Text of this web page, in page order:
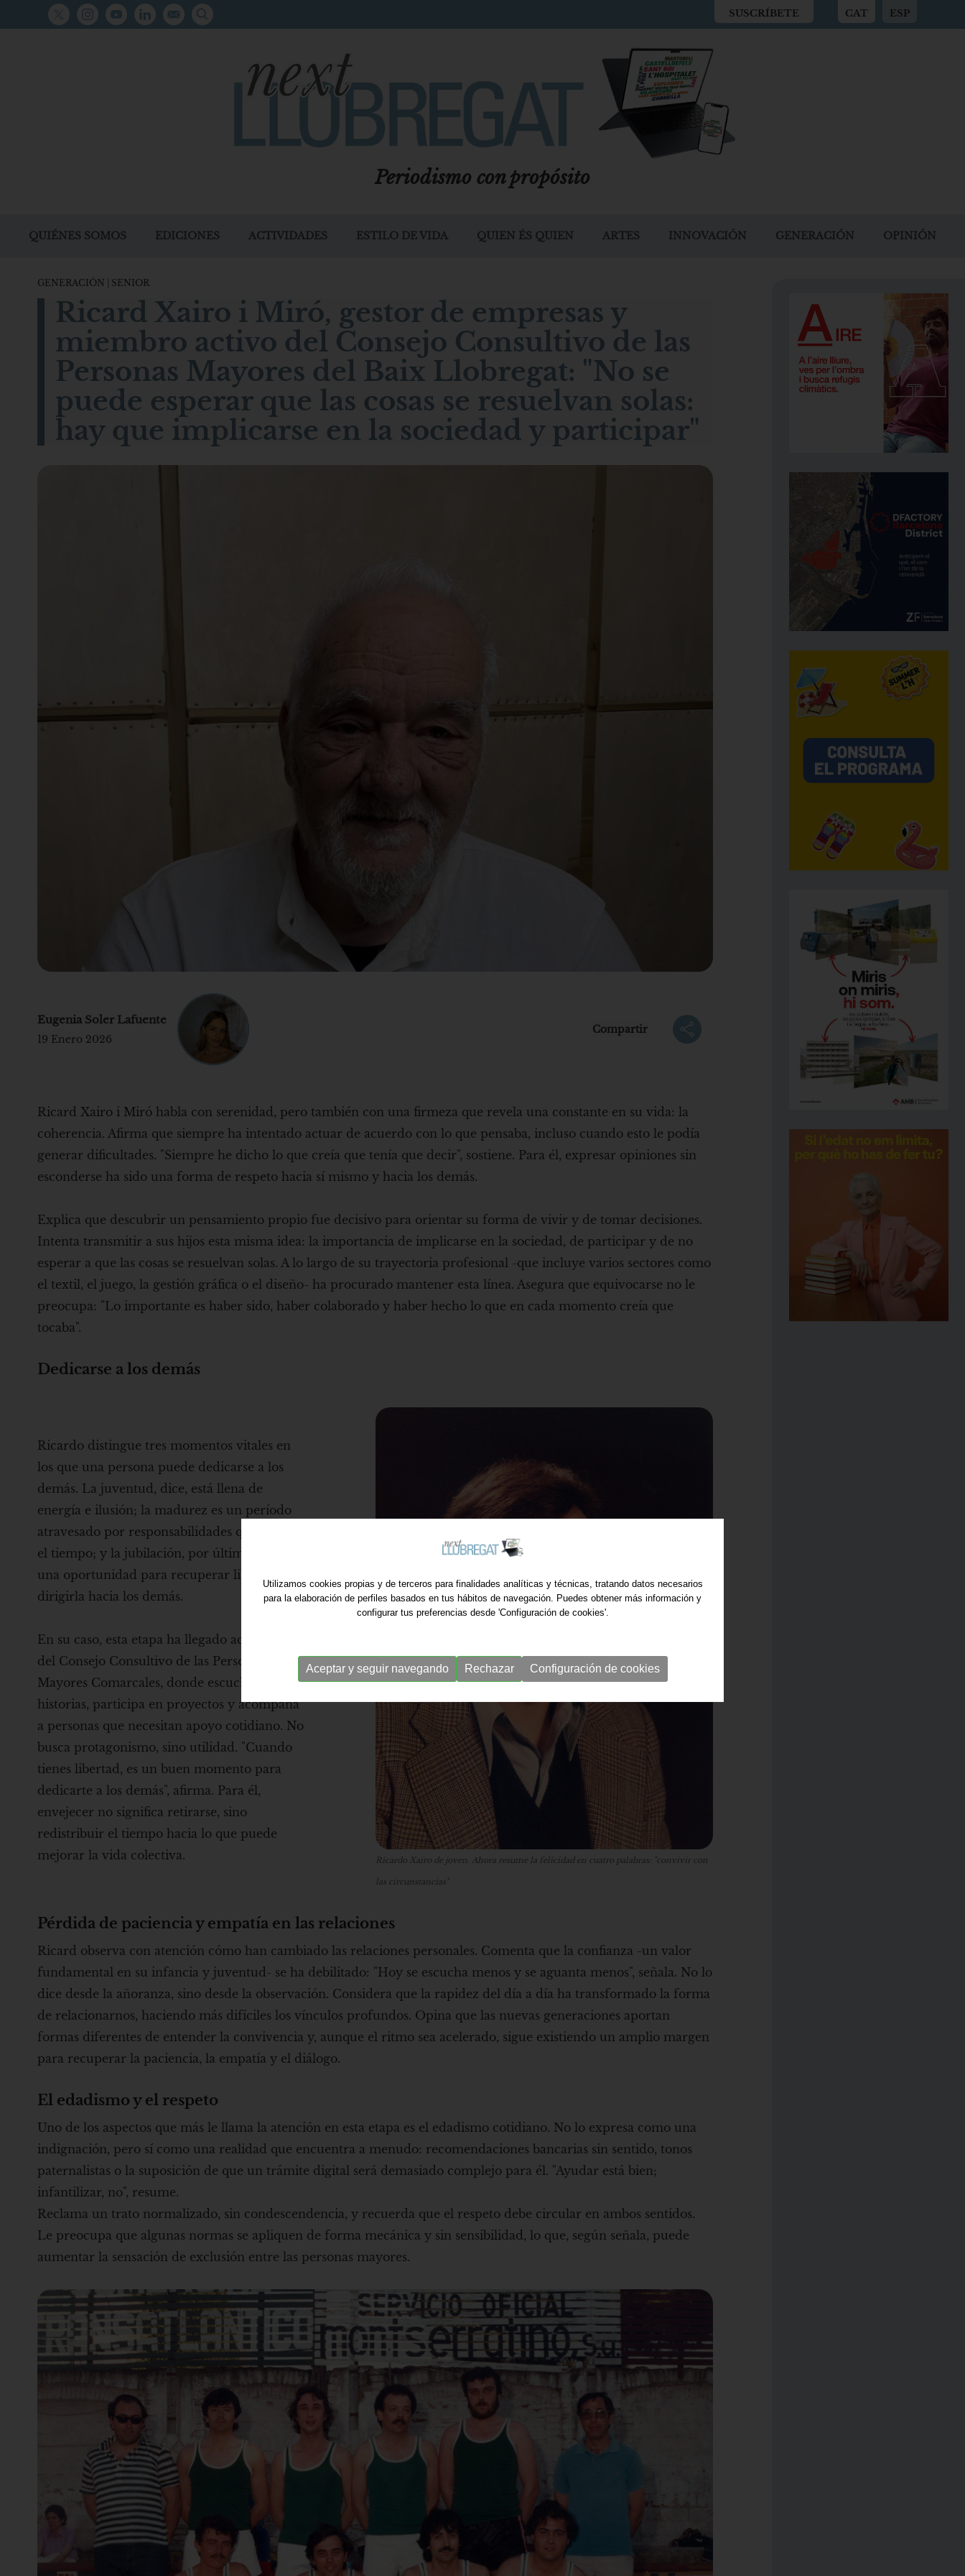
SUSCRÍBETE CAT ESP
Periodismo con propósito
QUIÉNES SOMOS EDICIONES ACTIVIDADES ESTILO DE VIDA QUIEN ÉS QUIEN ARTES INNOVACIÓN GENERACIÓN OPINIÓN
GENERACIÓN SENIOR
Ricard Xairo i Miró, gestor de empresas y
miembro activo del Consejo Consultivo de las
Personas Mayores del Baix Llobregat: "No se
puede esperar que las cosas se resuelvan solas:
hay que implicarse en la sociedad y participar"
Eugenia Soler Lafuente
19 Enero 2026
Compartir
Ricard Xairo i Miró habla con serenidad, pero también con una firmeza que revela una constante en su vida: la
coherencia. Afirma que siempre ha intentado actuar de acuerdo con lo que pensaba, incluso cuando esto le podía
generar dificultades. "Siempre he dicho lo que creía que tenía que decir", sostiene. Para él, expresar opiniones sin
esconderse ha sido una forma de respeto hacia sí mismo y hacia los demás.
Explica que descubrir un pensamiento propio fue decisivo para orientar su forma de vivir y de tomar decisiones.
Intenta transmitir a sus hijos esta misma idea: la importancia de implicarse en la sociedad, de participar y de no
esperar a que las cosas se resuelvan solas. A lo largo de su trayectoria profesional -que incluye varios sectores como
el textil, el juego, la gestión gráfica o el diseño- ha procurado mantener esta línea. Asegura que equivocarse no le
preocupa: "Lo importante es haber sido, haber colaborado y haber hecho lo que en cada momento creía que
tocaba".
Dedicarse a los demás
Ricardo distingue tres momentos vitales en
los que una persona puede dedicarse a los
demás. La juventud, dice, está llena de
energía e ilusión; la madurez es un período
atravesado por responsabilidades que limitan
el tiempo; y la jubilación, por último, ofrece
una oportunidad para recuperar libertad y
dirigirla hacia los demás.
En su caso, esta etapa ha llegado acompañada
del Consejo Consultivo de las Personas
Mayores Comarcales, donde escucha
historias, participa en proyectos y acompaña
a personas que necesitan apoyo cotidiano. No
busca protagonismo, sino utilidad. "Cuando
tienes libertad, es un buen momento para
dedicarte a los demás", afirma. Para él,
envejecer no significa retirarse, sino
redistribuir el tiempo hacia lo que puede
mejorar la vida colectiva.
Ricardo Xairo de joven. Ahora resume la felicidad en cuatro palabras: "convivir con
las circunstancias"
Pérdida de paciencia y empatía en las relaciones
Ricard observa con atención cómo han cambiado las relaciones personales. Comenta que la confianza -un valor
fundamental en su infancia y juventud- se ha debilitado: "Hoy se escucha menos y se aguanta menos", señala. No lo
dice desde la añoranza, sino desde la observación. Considera que la rapidez del día a día ha transformado la forma
de relacionarnos, haciendo más difíciles los vínculos profundos. Opina que las nuevas generaciones aportan
formas diferentes de entender la convivencia y, aunque el ritmo sea acelerado, sigue existiendo un amplio margen
para recuperar la paciencia, la empatía y el diálogo.
El edadismo y el respeto
Uno de los aspectos que más le llama la atención en esta etapa es el edadismo cotidiano. No lo expresa como una
indignación, pero sí como una realidad que encuentra a menudo: recomendaciones bancarias sin sentido, tonos
paternalistas o la suposición de que un trámite digital será demasiado complejo para él. "Ayudar está bien;
infantilizar, no", resume.
Reclama un trato normalizado, sin condescendencia, y recuerda que el respeto debe circular en ambos sentidos.
Le preocupa que algunas normas se apliquen de forma mecánica y sin sensibilidad, lo que, según señala, puede
aumentar la sensación de exclusión entre las personas mayores.
Utilizamos cookies propias y de terceros para finalidades analíticas y técnicas, tratando datos necesarios
para la elaboración de perfiles basados en tus hábitos de navegación. Puedes obtener más información y
configurar tus preferencias desde 'Configuración de cookies'.
Aceptar y seguir navegando Rechazar Configuración de cookies